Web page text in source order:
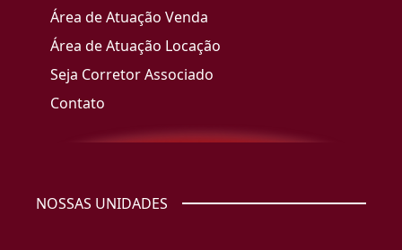
Área de Atuação Venda
Área de Atuação Locação
Seja Corretor Associado
Contato
NOSSAS UNIDADES